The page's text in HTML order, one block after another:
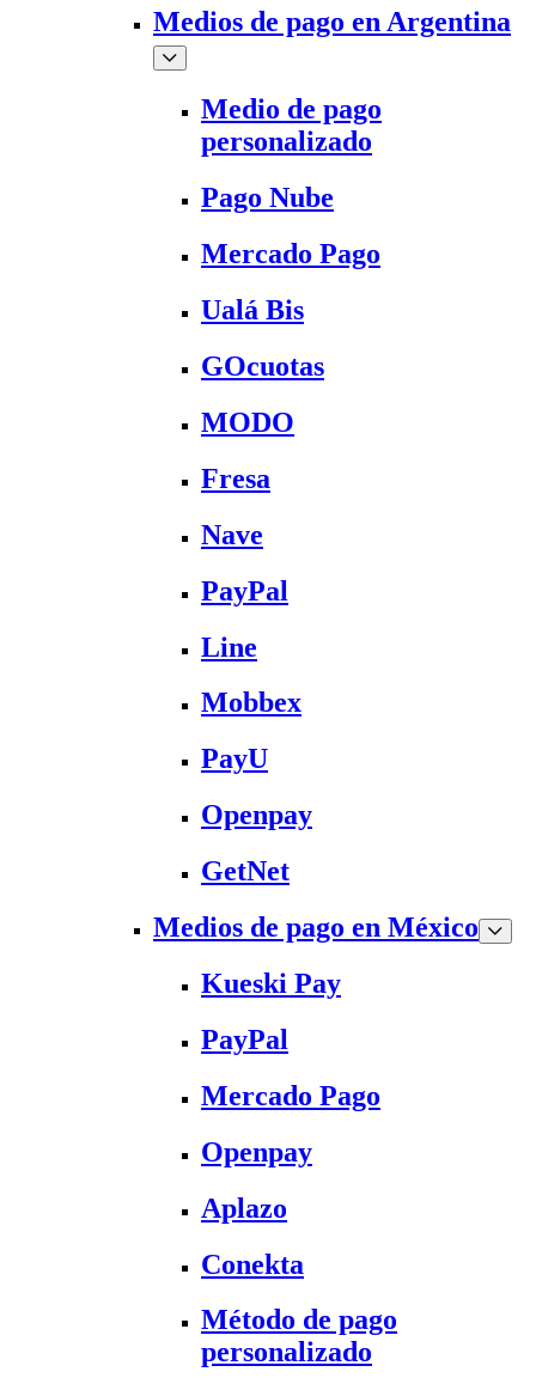
Medios de pago en Argentina
Medio de pago
personalizado
Pago Nube
Mercado Pago
Ualá Bis
GOcuotas
MODO
Fresa
Nave
PayPal
Line
Mobbex
PayU
Openpay
GetNet
Medios de pago en México
Kueski Pay
PayPal
Mercado Pago
Openpay
Aplazo
Conekta
Método de pago
personalizado